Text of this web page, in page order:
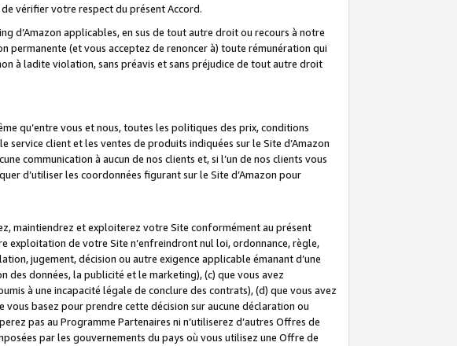
vérifier votre respect du présent Accord.
d’Amazon applicables, en sus de tout autre droit ou recours à notre
permanente (et vous acceptez de renoncer à) toute rémunération qui
à ladite violation, sans préavis et sans préjudice de tout autre droit
qu’entre vous et nous, toutes les politiques des prix, conditions
client et les ventes de produits indiquées sur le Site d’Amazon
communication à aucun de nos clients et, si l’un de nos clients vous
d’utiliser les coordonnées figurant sur le Site d’Amazon pour
maintiendrez et exploiterez votre Site conformément au présent
exploitation de votre Site n’enfreindront nul loi, ordonnance, règle,
jugement, décision ou autre exigence applicable émanant d’une
données, la publicité et le marketing), (c) que vous avez
à une incapacité légale de conclure des contrats), (d) que vous avez
basez pour prendre cette décision sur aucune déclaration ou
pas au Programme Partenaires ni n’utiliserez d’autres Offres de
par les gouvernements du pays où vous utilisez une Offre de